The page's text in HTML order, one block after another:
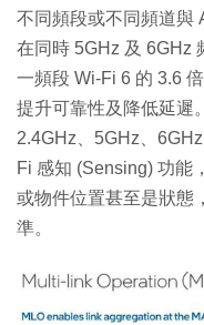
不同頻段或不同頻道與
在同時 5GHz 及 6GHz
一頻段 Wi-Fi 6 的 3.6
提升可靠性及降低延遲
2.4GHz、5GHz、
Fi 感知 (Sensing) 功能
或物件位置甚至是狀態
準。